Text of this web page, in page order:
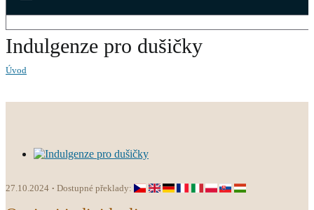
Indulgenze pro dušičky
Úvod
27.10.2024 Dostupné překlady: